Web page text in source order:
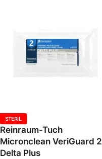
STERIL
Reinraum-Tuch
Micronclean VeriGuard 2
Delta Plus